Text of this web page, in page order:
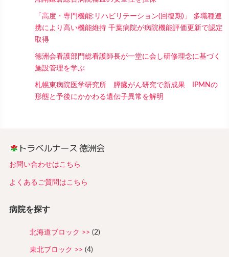
「高度・専門機能:リハビリテーション(回復期)」 多職種連
携により高い機能維持 千葉病院が病院機能評価更新で認定
取得
徳洲会看護部門総看護師長が一堂に会し研修理念に基づく
施設管理を学ぶ
札幌東病院医学研究所 膵臓がん研究で新成果 IPMNの
形態と予後にかかわる遺伝子異常を解明
お問い合わせはこちら
よくあるご質問はこちら
病院を探す
北海道ブロック (2)
東北ブロック (4)